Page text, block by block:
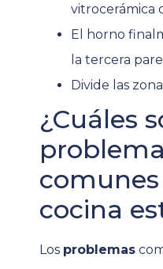
vitrocerámica
El horno
la tercera
Divide las
¿Cuáles
cocina
Los problemas